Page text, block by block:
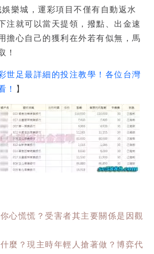
樂城，運彩項目不僅有自動返水
注就可以當天提領，撥點、出金速
擔心自己的獲利在外若有似無，馬
！
世足最詳細的投注教學！各位台灣
！
】
心慌慌？受害者其主要關係是因觀
麼？現主時年輕人搶著做？博弈代